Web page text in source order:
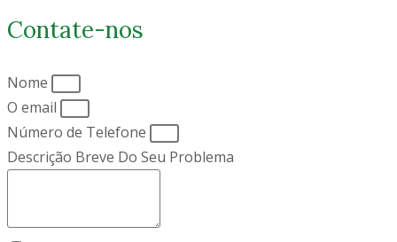
Contate-nos
Nome
O email
Número de Telefone
Descrição Breve Do Seu Problema